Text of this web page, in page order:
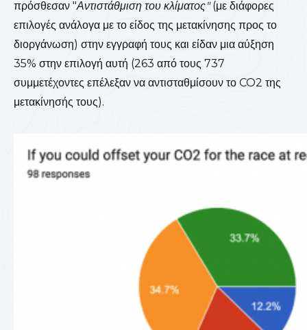
πρόσθεσαν "Αντιστάθμιση του κλίματος"(με διάφορες
επιλογές ανάλογα με το είδος της μετακίνησης προς το
διοργάνωση) στην εγγραφή τους και είδαν μια αύξηση
35% στην επιλογή αυτή (263 από τους 737
συμμετέχοντες επέλεξαν να αντισταθμίσουν το CO2 της
μετακίνησής τους).